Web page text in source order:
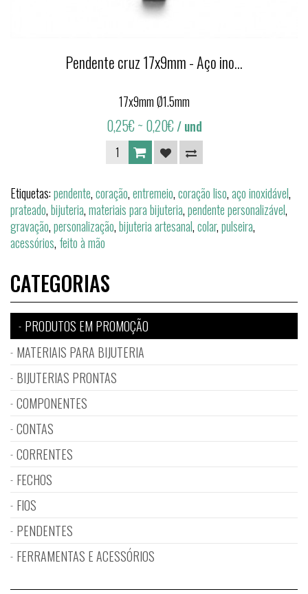
Pendente cruz 17x9mm - Aço ino...
17x9mm Ø1.5mm
0,25€~ 0,20€ / und
Etiquetas:pendente,coração,entremeio,coração liso,aço inoxidável,
prateado,bijuteria,materiais para bijuteria,pendente personalizável,
gravação,personalização,bijuteria artesanal,colar,pulseira,
acessórios, feito à mão
CATEGORIAS
PRODUTOS EM PROMOÇÃO
MATERIAIS PARA BIJUTERIA
BIJUTERIAS PRONTAS
COMPONENTES
CONTAS
CORRENTES
FECHOS
FIOS
PENDENTES
FERRAMENTAS E ACESSÓRIOS